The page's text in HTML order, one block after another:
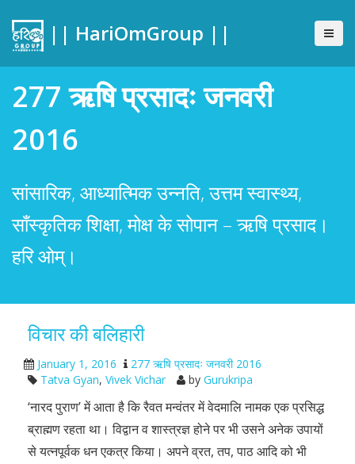
|| HariOmGroup ||
277 ऋषि प्रसादः जनवरी
2016
सांसारिक, आध्यात्मिक उन्नति, उत्तम स्वास्थ्य,
साँस्कृतिक शिक्षा, मोक्ष के सोपान – ऋषि प्रसाद।
हरि ओम्।
विचार की बलिहारी
January 1, 2016
277 ऋषि प्रसादः जनवरी 2016
Tatva Gyan, Vivek Vichar by Gurukripa
‘नारद पुराण’ में आता है कि रैवत मन्वंतर में वेदमालि नामक एक प्रसिद्ध
ब्राह्मण रहता था। विद्वान व शास्त्रज्ञ होने पर भी उसने अनेक उपायों
से यत्नपूर्वक धन एकत्र किया। अपने व्रत, तप, पाठ आदि को भी